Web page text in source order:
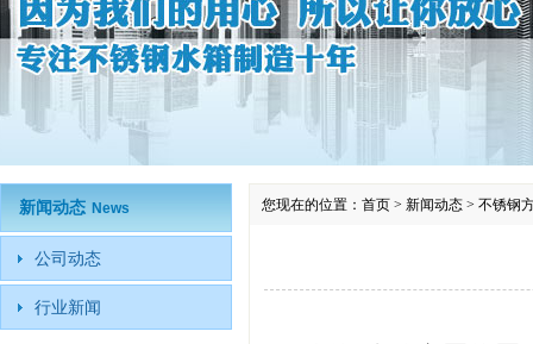
您现在的位置： 首页 > 新闻动态 > 不锈钢
新闻动态 News
公司动态
行业新闻